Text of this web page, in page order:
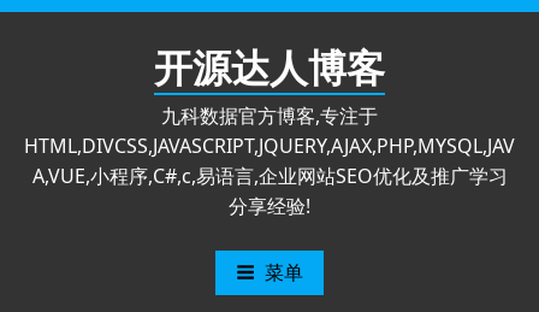
跳
开源达人博客
九科数据官方博客,专注于
HTML,DIVCSS,JAVASCRIPT,JQUERY,AJAX,PHP,MYSQL,JAV
A,VUE,小程序,C#,c,易语言,企业网站SEO优化及推广学习
分享经验!
菜单